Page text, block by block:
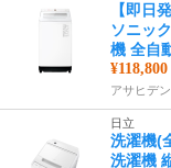
【即日
ソニッ
機 全自
¥118,800
アサヒデ
日立
洗濯機(
洗濯機